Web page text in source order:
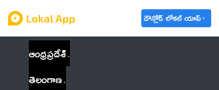
డౌన్లోడ్ లోకల్ యాప్
ఆంధ్రప్రదేశ్
తెలంగాణ